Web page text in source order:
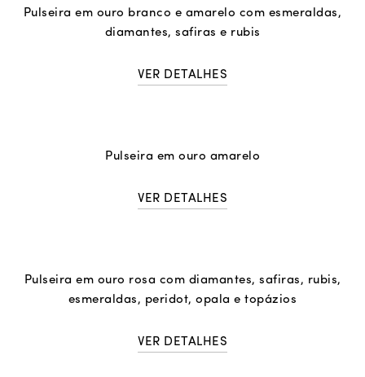
Pulseira em ouro branco e amarelo com esmeraldas,
diamantes, safiras e rubis
VER DETALHES
Pulseira em ouro amarelo
VER DETALHES
Pulseira em ouro rosa com diamantes, safiras, rubis,
esmeraldas, peridot, opala e topázios
VER DETALHES